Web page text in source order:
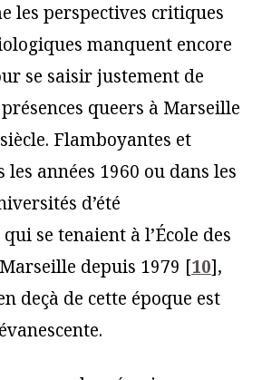
les perspectives critiques
manquent encore
se saisir justement de
queers à Marseille
Flamboyantes et
années 1960 ou dans les
d’été
se tenaient à l’École des
depuis 1979 [10],
deçà de cette époque est